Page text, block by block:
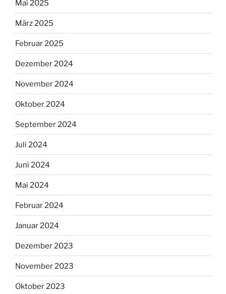
Mai 2025
März 2025
Februar 2025
Dezember 2024
November 2024
Oktober 2024
September 2024
Juli 2024
Juni 2024
Mai 2024
Februar 2024
Januar 2024
Dezember 2023
November 2023
Oktober 2023